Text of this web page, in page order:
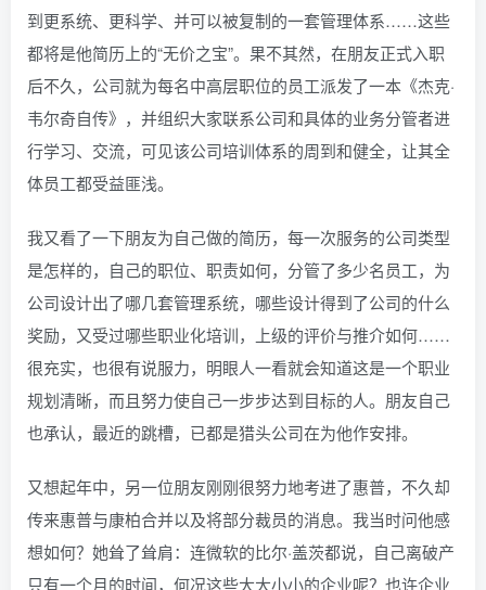
到更系统、更科学、并可以被复制的一套管理体系……这些
都将是他简历上的“无价之宝”。果不其然，在朋友正式入职
后不久，公司就为每名中高层职位的员工派发了一本《杰克·
韦尔奇自传》，并组织大家联系公司和具体的业务分管者进
行学习、交流，可见该公司培训体系的周到和健全，让其全
体员工都受益匪浅。
我又看了一下朋友为自己做的简历，每一次服务的公司类型
是怎样的，自己的职位、职责如何，分管了多少名员工，为
公司设计出了哪几套管理系统，哪些设计得到了公司的什么
奖励，又受过哪些职业化培训，上级的评价与推介如何……
很充实，也很有说服力，明眼人一看就会知道这是一个职业
规划清晰，而且努力使自己一步步达到目标的人。朋友自己
也承认，最近的跳槽，已都是猎头公司在为他作安排。
又想起年中，另一位朋友刚刚很努力地考进了惠普，不久却
传来惠普与康柏合并以及将部分裁员的消息。我当时问他感
想如何？她耸了耸肩：连微软的比尔·盖茨都说，自己离破产
只有一个月的时间，何况这些大大小小的企业呢？也许企业